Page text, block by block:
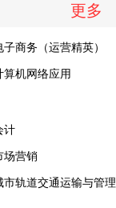
更多
子商务（运营精英）
算机网络应用
计
场营销
市轨道交通运输与管理